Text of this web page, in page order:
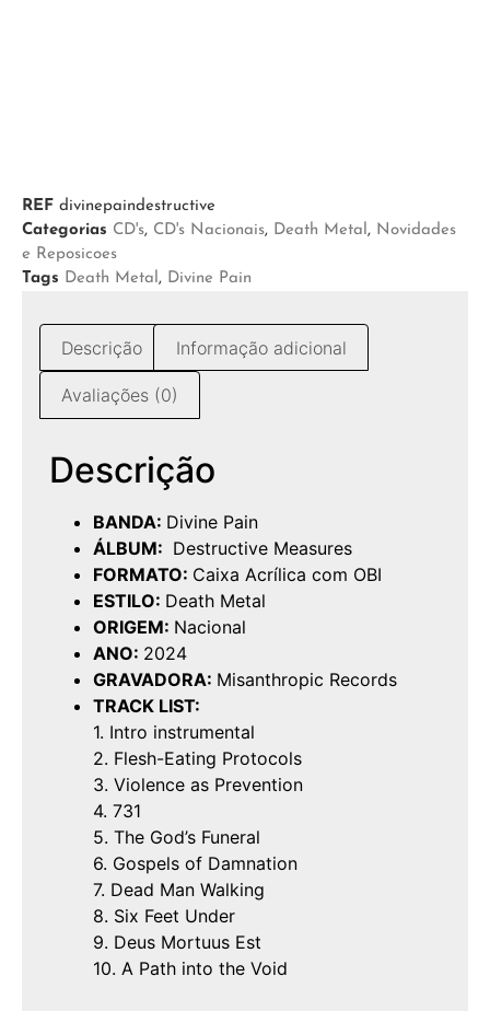
REF divinepaindestructive
Categorias CD's, CD's Nacionais, Death Metal , Novidades
e Reposicoes
Tags Death Metal , Divine Pain
Descrição Informação adicional
Avaliações (0)
Descrição
BANDA: Divine Pain
ÁLBUM: Destructive Measures
FORMATO: Caixa Acrílica com OBI
ESTILO: Death Metal
ORIGEM: Nacional
ANO: 2024
GRAVADORA: Misanthropic Records
TRACK LIST:
1. Intro instrumental
2. Flesh-Eating Protocols
3. Violence as Prevention
4. 731
5. The God’s Funeral
6. Gospels of Damnation
7. Dead Man Walking
8. Six Feet Under
9. Deus Mortuus Est
10. A Path into the Void